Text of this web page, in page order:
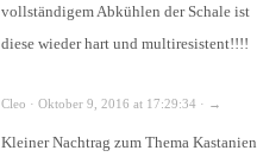
vollständigem Abkühlen der Schale ist
diese wieder hart und multiresistent!!!!
Cleo · Oktober 9, 2016 at 17:29:34 · →
Kleiner Nachtrag zum Thema Kastanien